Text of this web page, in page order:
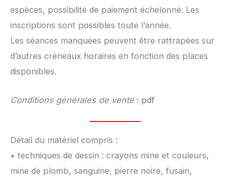
espèces, possibilité de paiement échelonné. Les
inscriptions sont possibles toute l’année.
Les séances manquées peuvent être rattrapées sur
d’autres créneaux horaires en fonction des places
disponibles.
Conditions générales de vente : pdf
Détail du matériel compris :
• techniques de dessin : crayons mine et couleurs,
mine de plomb, sanguine, pierre noire, fusain,